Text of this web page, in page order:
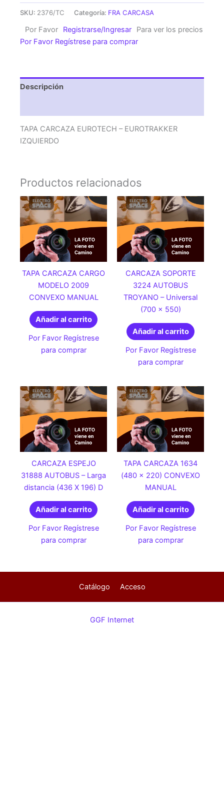
EUROTRAKKER
IZQUIERDO
SKU: 2376/TC Categoría: FRA CARCASA
Por Favor Registrarse/Ingresar
Para ver los precios
Por Favor Regístrese para comprar
Descripción
TAPA CARCAZA EUROTECH – EUROTRAKKER
IZQUIERDO
Productos relacionados
TAPA CARCAZA CARGO
MODELO 2009
CONVEXO MANUAL
Añadir al carrito
Por Favor Regístrese
para comprar
CARCAZA SOPORTE
3224 AUTOBUS
TROYANO – Universal
(700 x 550)
Añadir al carrito
Por Favor Regístrese
para comprar
CARCAZA ESPEJO
31888 AUTOBUS – Larga
distancia (436 X 196) D
Añadir al carrito
Por Favor Regístrese
para comprar
TAPA CARCAZA 1634
(480 x 220) CONVEXO
MANUAL
Añadir al carrito
Por Favor Regístrese
para comprar
Catálogo Acceso
GGF Internet